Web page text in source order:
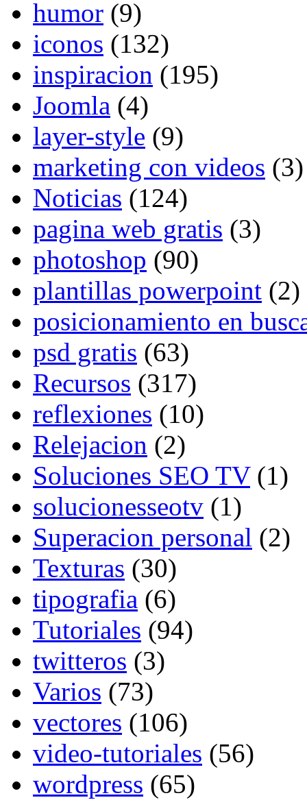
humor (9)
iconos (132)
inspiracion (195)
Joomla (4)
layer-style (9)
marketing con videos (3)
Noticias (124)
pagina web gratis (3)
photoshop (90)
plantillas powerpoint (2)
posicionamiento en
psd gratis (63)
Recursos (317)
reflexiones (10)
Relejacion (2)
Soluciones SEO TV(1)
solucionesseotv (1)
Superacion personal (2)
Texturas (30)
tipografia (6)
Tutoriales (94)
twitteros (3)
Varios (73)
vectores (106)
video-tutoriales (56)
wordpress (65)